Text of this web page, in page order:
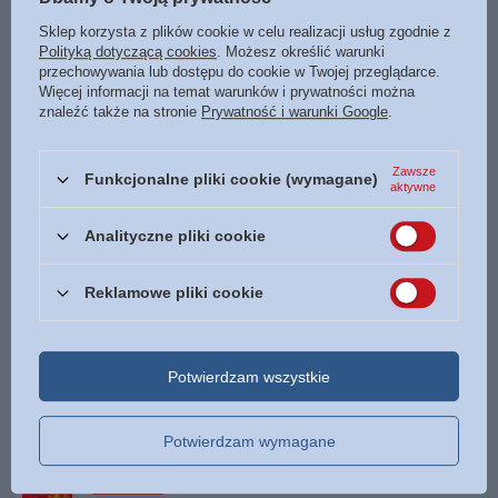
PROMOCJA
Seks wina przebaczenie - Josh Mc Dowell - oprawa
miękka
1,00 zł / szt.
Księga psalmów Ewangeliczny Instytut Biblijny EIB -
5,00 zł / szt.
Baranek zwany MIŁOŚĆ - Milly Bennitt - ilustracje
Bishoy Gendi
13,50 zł / szt.
Sklep korzysta z plików cookie w celu realizacji usług zgodnie z
Polityką dotyczącą cookies. Możesz określić warunki
przechowywania lub dostępu do cookie w Twojej przeglądarce.
Więcej informacji na temat warunków i prywatności można
znaleźć także na stronie Prywatność i warunki Google.
Funkcjonalne pliki cookie (wymagane)
Zawsze
aktywne
Analityczne pliki cookie
Reklamowe pliki cookie
Potwierdzam wymagane
Potwierdzam wszystkie